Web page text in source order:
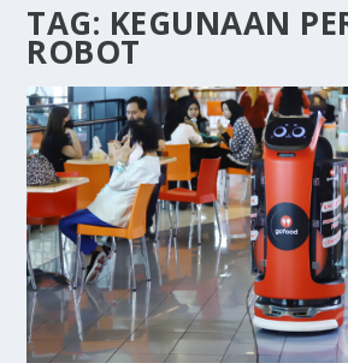
TAG: KEGUNAAN
ROBOT